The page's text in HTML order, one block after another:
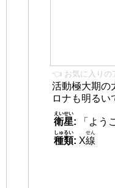
👈 お気に入りの
活動極大期の
ロナも明るい
衛星
えいせい
:
「よう
種類
しゅるい
: X線
せん